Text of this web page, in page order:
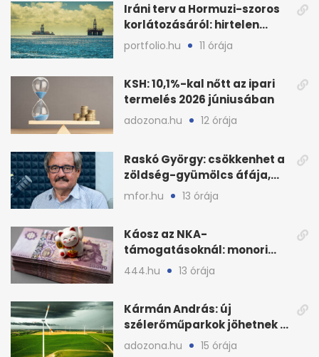
Iráni terv a Hormuzi-szoros
korlátozásáról: hirtelen
megugrott az olajár
portfolio.hu 11 órája
KSH: 10,1%-kal nőtt az ipari
termelés 2026 júniusában
adozona.hu 12 órája
Raskó György: csökkenhet a
zöldség-gyümölcs áfája,
bajban a kukorica
mfor.hu 13 órája
Káosz az NKA-
támogatásoknál: monori
civilek elszámolásai és
444.hu 13 órája
Kármán András: új
szélerőműparkok jöhetnek a
kormányülés döntése
adozona.hu 15 órája